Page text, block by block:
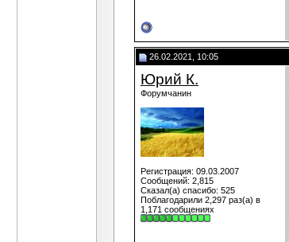
26.02.2021, 10:05
Юрий К.
Форумчанин
Регистрация: 09.03.2007
Сообщений: 2,815
Сказал(а) спасибо: 525
Поблагодарили 2,297 раз(а) в
1,171 сообщениях